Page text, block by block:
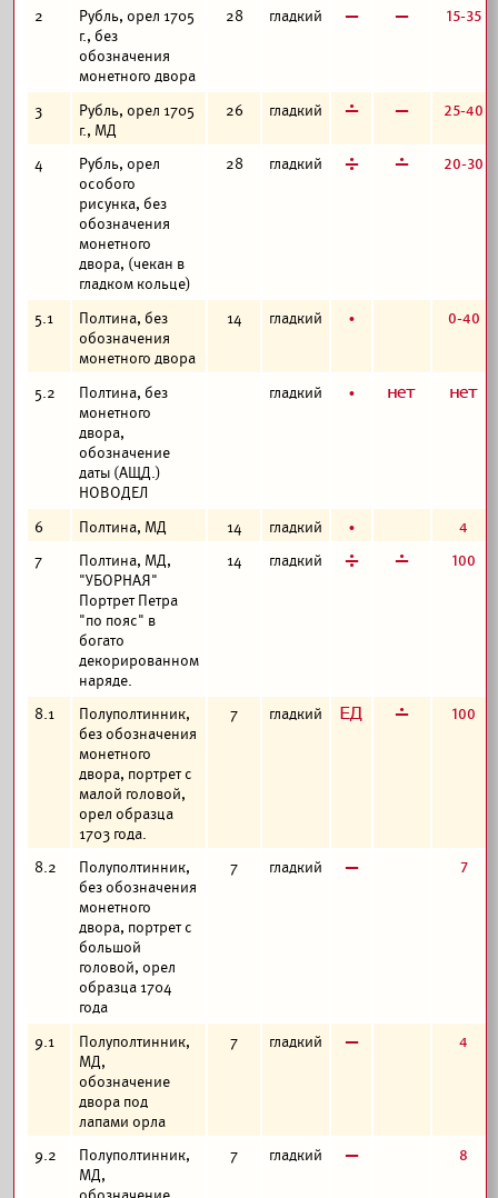
2
Рубль, орел 1705
г., без
обозначения
монетного двора
28 гладкий в в 15-35
3
Рубль, орел 1705
г., МД
26 гладкий г в 25-40
4
Рубль, орел
особого
рисунка, без
обозначения
монетного
двора, (чекан в
гладком кольце)
28 гладкий д г 20-30
5.1
Полтина, без
обозначения
монетного двора
14 гладкий б 0-40
5.2
Полтина, без
монетного
двора,
обозначение
даты (АЩД.)
НОВОДЕЛ
гладкий б а а
6 Полтина, МД 14 гладкий б 4
7
Полтина, МД,
"УБОРНАЯ"
Портрет Петра
"по пояс" в
богато
декорированном
наряде.
14 гладкий д г 100
8.1
Полуполтинник,
без обозначения
монетного
двора, портрет с
малой головой,
орел образца
1703 года.
7 гладкий з г 100
8.2
Полуполтинник,
без обозначения
монетного
двора, портрет с
большой
головой, орел
образца 1704
года
7 гладкий в 7
9.1
Полуполтинник,
МД,
обозначение
двора под
лапами орла
7 гладкий в 4
9.2
Полуполтинник,
МД,
7 гладкий в 8